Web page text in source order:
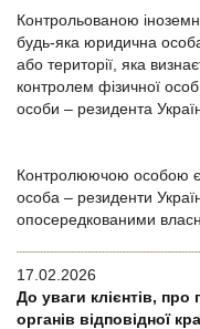
Контрольованою
будь-яка юридична
або території, яка
контролем фізичної
особи – резидента
Контролюючою особою
особа – резиденти
опосередкованими
17.02.2026
До уваги клієнтів,
органів відповідної